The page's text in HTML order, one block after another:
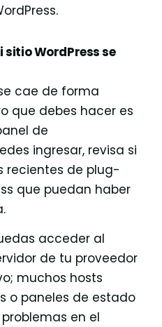
sitio WordPress se
cae de forma
que debes hacer es
de
ingresar, revisa si
recientes de plug-
que puedan haber
acceder al
de tu proveedor
muchos hosts
o paneles de estado
en el